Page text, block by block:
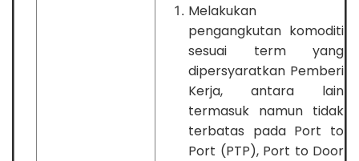
Melakukan
pengangkutan komoditi
sesuai term yang
dipersyaratkan Pemberi
Kerja, antara lain
termasuk namun tidak
terbatas pada Port to
Port (PTP), Port to Door